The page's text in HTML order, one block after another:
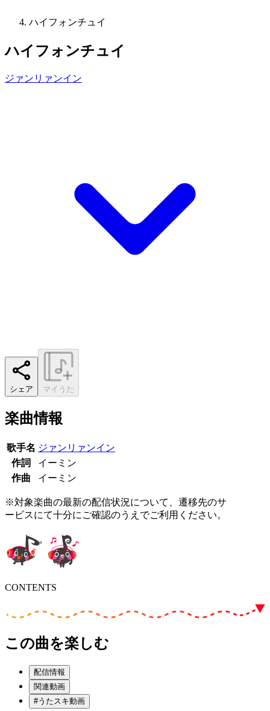
ハイフォンチュイ
ハイフォンチュイ
ジァンリァンイン
シェア マイうた
楽曲情報
歌手名 ジァンリァンイン
作詞
イーミン
作曲
イーミン
※対象楽曲の最新の配信状況について、遷移先のサ
ービスにて十分にご確認のうえでご利用ください。
CONTENTS
この曲を楽しむ
配信情報
関連動画
#うたスキ動画